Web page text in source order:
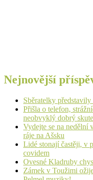
Nejnovější
Sběratelky
Přišla o telefon,
neobvyklý dobrý
Vydejte se na nedělní
ráje na Ašsku
Lidé stonají častěji, v
covidem
Ovesné Kladruby
Zámek v Toužimi